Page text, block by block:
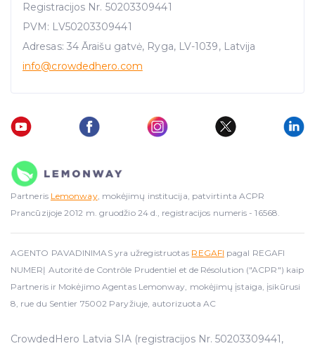
Registracijos Nr. 50203309441
PVM: LV50203309441
Adresas: 34 Āraišu gatvė, Ryga, LV-1039, Latvija
info@crowdedhero.com
Partneris Lemonway, mokėjimų institucija, patvirtinta ACPR
Prancūzijoje 2012 m. gruodžio 24 d., registracijos numeris - 16568.
AGENTO PAVADINIMAS yra užregistruotas REGAFI pagal REGAFI
NUMERĮ Autorité de Contrôle Prudentiel et de Résolution ("ACPR") kaip
Partneris ir Mokėjimo Agentas Lemonway, mokėjimų įstaiga, įsikūrusi
8, rue du Sentier 75002 Paryžiuje, autorizuota AC
CrowdedHero Latvia SIA (registracijos Nr. 50203309441,